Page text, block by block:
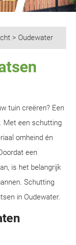
> Oudewater
tuin creëren? Een
Met een schutting
omheind én
een
is het belangrijk
Schutting
in Oudewater.